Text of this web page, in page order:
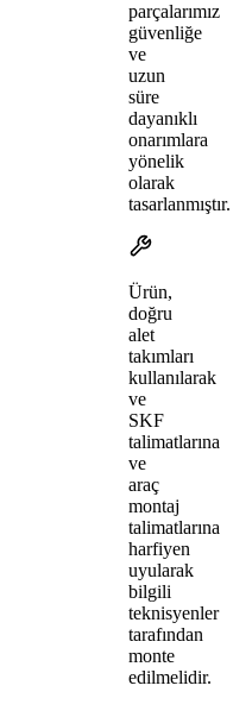
parçalarımız
güvenliğe
ve
uzun
süre
dayanıklı
onarımlara
yönelik
olarak
tasarlanmıştır.
Ürün,
doğru
alet
takımları
kullanılarak
ve
SKF
talimatlarına
ve
araç
montaj
talimatlarına
harfiyen
uyularak
bilgili
teknisyenler
tarafından
monte
edilmelidir.